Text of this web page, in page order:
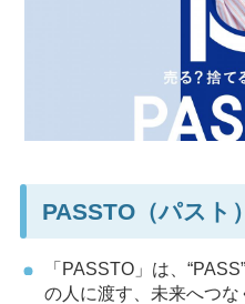
PASSTO（パスト
「PASSTO」は、
の人に渡す、未来へつな